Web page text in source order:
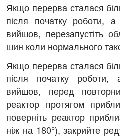
Якщо перерва сталася
після початку роботи,
вийшов, перезапустіть
шин коли нормального
Якщо перерва сталася
після початку
вийшов, перед
реактор протягом
поверніть реактор
ніж на 180°), закрийте